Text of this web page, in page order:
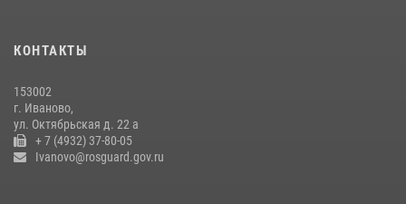
Сотрудники вневедомственной охраны Росгвардии провели
16 июля 2026, 08:32
КОНТАКТЫ
153002
г. Иваново,
ул. Октябрьская д. 22 а
+ 7 (4932) 37-80-05
Ivanovo@rosguard.gov.ru